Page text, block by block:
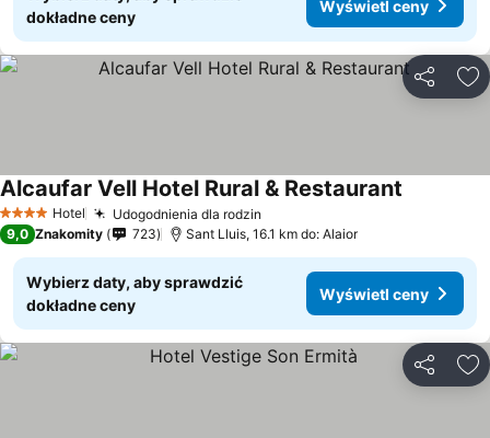
dokładne ceny
Wyświetl ceny
4 KategoriaHotel Udogodnienia dla rodzin
Alcaufar Vell Hotel Rural & Restaurant
9,0 Znakomity 723 Sant Lluis, 16.1 km do: Alaior
Wybierz daty, aby sprawdzić
dokładne ceny
Wyświetl ceny